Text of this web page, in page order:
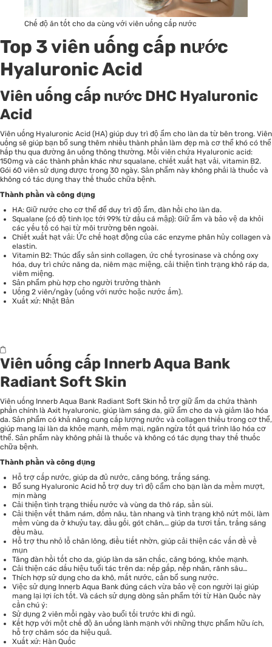
Chế độ ăn tốt cho da cùng với viên uống cấp nước
Top 3 viên uống cấp nước
Hyaluronic Acid
Viên uống cấp nước DHC Hyaluronic
Acid
Viên uống Hyaluronic Acid (HA) giúp duy trì độ ẩm cho làn da từ bên trong. Viên
uống sẽ giúp bạn bổ sung thêm nhiều thành phần làm đẹp mà cơ thể khó có thể
hấp thu qua đường ăn uống thông thường. Mỗi viên chứa Hyaluronic acid:
150mg và các thành phần khác như squalane, chiết xuất hạt vải, vitamin B2.
Gói 60 viên sử dụng được trong 30 ngày. Sản phẩm này không phải là thuốc và
không có tác dụng thay thế thuốc chữa bệnh.
Thành phần và công dụng
HA: Giữ nước cho cơ thể để duy trì độ ẩm, đàn hồi cho làn da.
Squalane (có độ tinh lọc tới 99% từ dầu cá mập): Giữ ẩm và bảo vệ da khỏi
các yếu tố có hại từ môi trường bên ngoài.
Chiết xuất hạt vải: Ức chế hoạt động của các enzyme phân hủy collagen và
elastin.
Vitamin B2: Thúc đẩy sản sinh collagen, ức chế tyrosinase và chống oxy
hóa, duy trì chức năng da, niêm mạc miệng, cải thiện tình trạng khô ráp da,
viêm miệng.
Sản phẩm phù hợp cho người trưởng thành
Uống 2 viên/ngày (uống với nước hoặc nước ấm).
Xuất xứ: Nhật Bản
Viên uống cấp Innerb Aqua Bank
Radiant Soft Skin
Viên uống Innerb Aqua Bank Radiant Soft Skin hỗ trợ giữ ẩm da chứa thành
phần chính là Axit hyaluronic, giúp làm sáng da, giữ ẩm cho da và giảm lão hóa
da. Sản phẩm có khả năng cung cấp lượng nước và collagen thiếu trong cơ thể,
giúp mang lại làn da khỏe mạnh, mềm mại, ngăn ngừa tốt quá trình lão hóa cơ
thể. Sản phẩm này không phải là thuốc và không có tác dụng thay thế thuốc
chữa bệnh.
Thành phần và công dụng
Hỗ trợ cấp nước, giúp da đủ nước, căng bóng, trắng sáng.
Bổ sung Hyaluronic Acid hỗ trợ duy trì độ cẩm cho bạn làn da mềm mượt,
mịn màng
Cải thiện tình trạng thiếu nước và vùng da thô ráp, sần sùi.
Cải thiện vết thâm nám, đốm nâu, tàn nhang và tình trạng khô nứt môi, làm
mềm vùng da ở khuỷu tay, đầu gối, gót chân,… giúp da tươi tắn, trắng sáng
đều màu.
Hỗ trợ thu nhỏ lỗ chân lông, điều tiết nhờn, giúp cải thiện các vấn đề về
mụn
Tăng đàn hồi tốt cho da, giúp làn da săn chắc, căng bóng, khỏe mạnh.
Cải thiện các dấu hiệu tuổi tác trên da: nếp gấp, nếp nhăn, rãnh sâu…
Thích hợp sử dụng cho da khô, mất nước, cần bổ sung nước.
Việc sử dụng Innerb Aqua Bank đúng cách vừa bảo vệ con người lại giúp
mang lại lợi ích tốt. Và cách sử dụng dòng sản phẩm tới từ Hàn Quốc này
cần chú ý:
Sử dụng 2 viên mỗi ngày vào buổi tối trước khi đi ngủ.
Kết hợp với một chế độ ăn uống lành mạnh với những thực phẩm hữu ích,
hỗ trợ chăm sóc da hiệu quả.
Xuất xứ: Hàn Quốc